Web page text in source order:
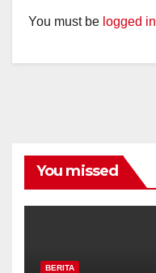
You must be logged in
You missed
BERITA